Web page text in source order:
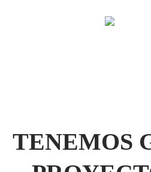
TENEMOS